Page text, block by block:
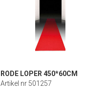
RODE LOPER 450*60CM
Artikel nr 501257